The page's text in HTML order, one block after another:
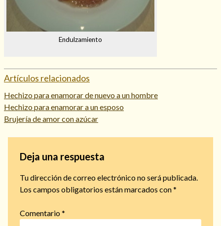
Endulzamiento
Artículos relacionados
Hechizo para enamorar de nuevo a un hombre
Hechizo para enamorar a un esposo
Brujería de amor con azúcar
Deja una respuesta
Tu dirección de correo electrónico no será publicada.
Los campos obligatorios están marcados con*
Comentario*